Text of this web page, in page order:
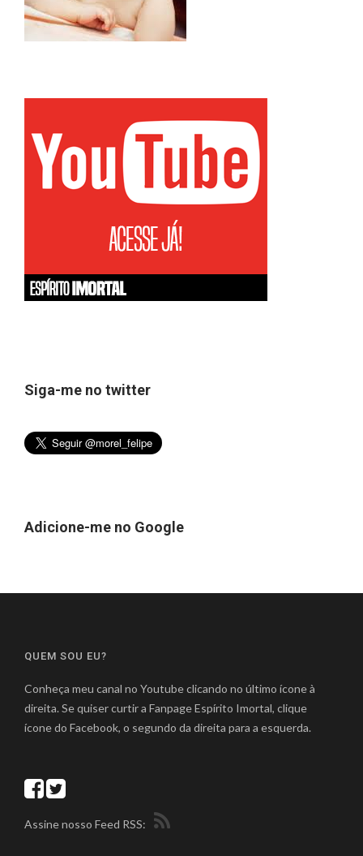
Siga-me no twitter
Adicione-me no Google
QUEM SOU EU?
Conheça meu canal no Youtube clicando no último ícone à
direita. Se quiser curtir a Fanpage Espírito Imortal, clique
ícone do Facebook, o segundo da direita para a esquerda.
Assine nosso Feed RSS: